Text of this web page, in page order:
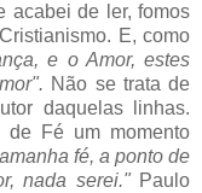
de ler, fomos
E, como
e o Amor, estes
Não se trata de
daquelas linhas.
de Fé um momento
fé, a ponto de
nada serei." Paulo